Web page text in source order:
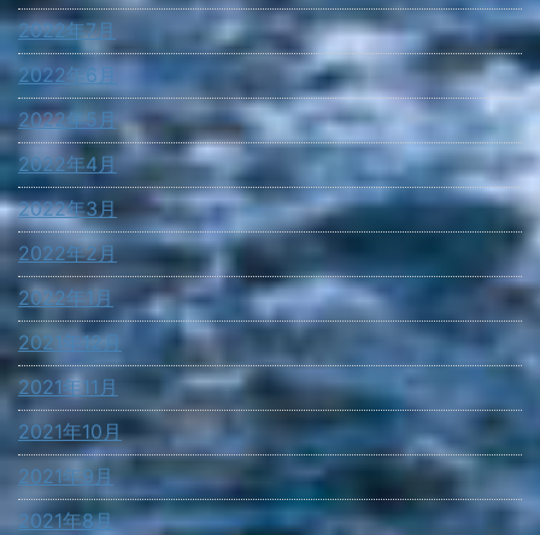
2022年7月
2022年6月
2022年5月
2022年4月
2022年3月
2022年2月
2022年1月
2021年12月
2021年11月
2021年10月
2021年9月
2021年8月